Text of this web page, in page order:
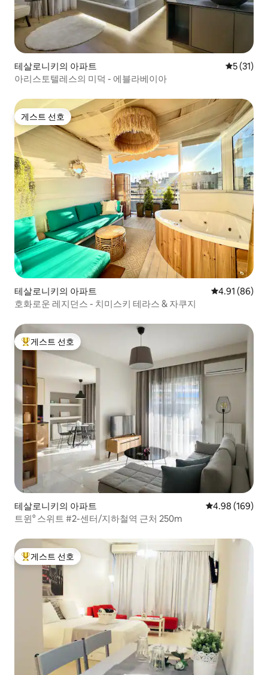
테살로니키의 아파트 평점 5점
5 (31)
아리스토텔레스의 미덕 - 에블라베이아
게스트 선호
게스트 선호
테살로니키의 아파트 평점 4.91점(5
4.91 (86)
호화로운 레지던스 - 치미스키 테라스 & 자쿠지
상위 게스트 선호
게스트 선호
테살로니키의 아파트 평점 4.98점(5
4.98 (169)
트윈° 스위트 #2-센터/지하철역 근처 250m
상위 게스트 선호
게스트 선호